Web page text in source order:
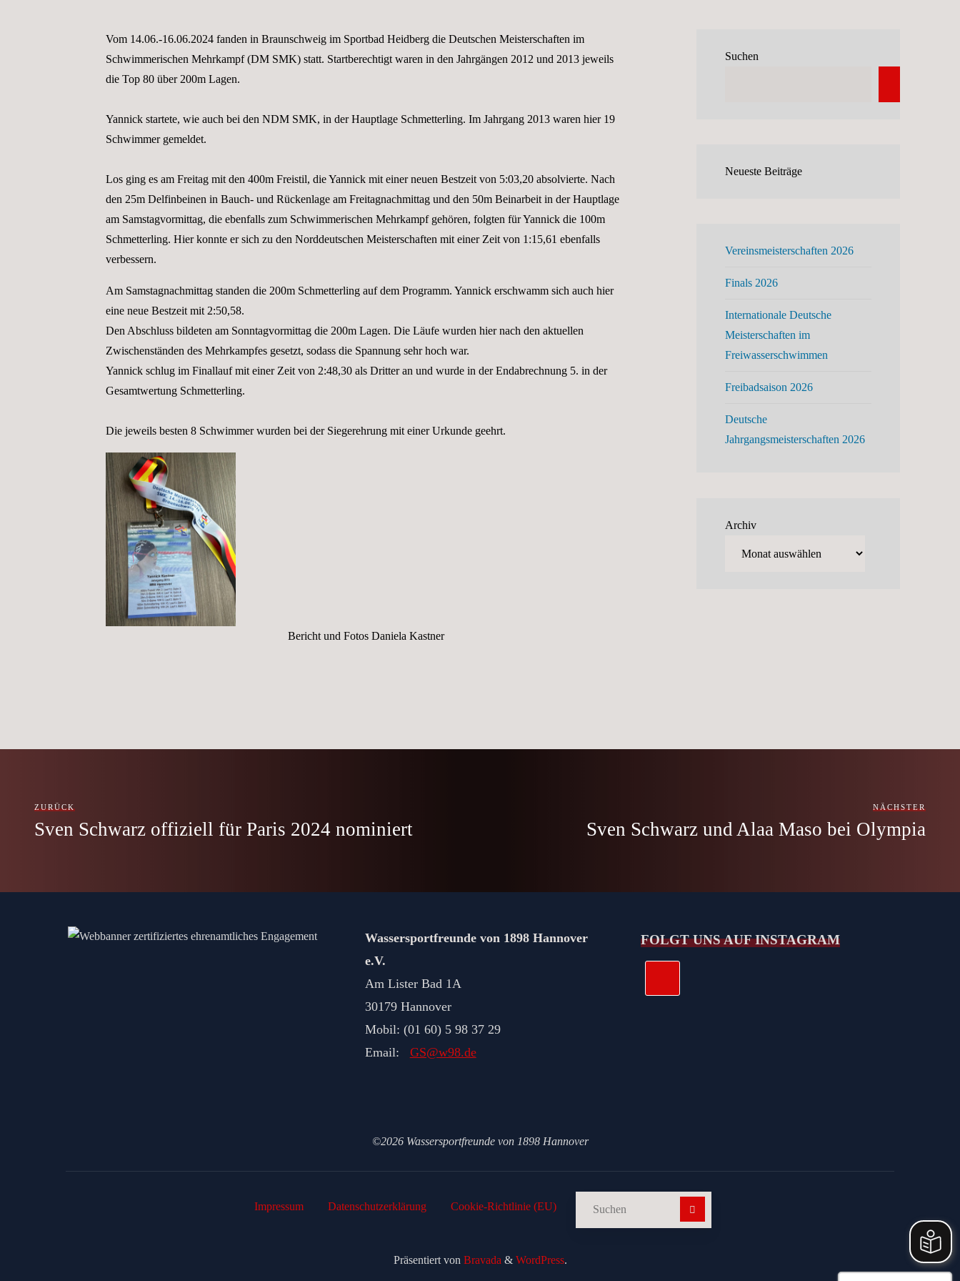
Vom 14.06.-16.06.2024 fanden in Braunschweig im Sportbad Heidberg die Deutschen Meisterschaften im
Schwimmerischen Mehrkampf (DM SMK) statt. Startberechtigt waren in den Jahrgängen 2012 und 2013 jeweils
die Top 80 über 200m Lagen.
Yannick startete, wie auch bei den NDM SMK, in der Hauptlage Schmetterling. Im Jahrgang 2013 waren hier 19
Schwimmer gemeldet.
Los ging es am Freitag mit den 400m Freistil, die Yannick mit einer neuen Bestzeit von 5:03,20 absolvierte. Nach
den 25m Delfinbeinen in Bauch- und Rückenlage am Freitagnachmittag und den 50m Beinarbeit in der Hauptlage
am Samstagvormittag, die ebenfalls zum Schwimmerischen Mehrkampf gehören, folgten für Yannick die 100m
Schmetterling. Hier konnte er sich zu den Norddeutschen Meisterschaften mit einer Zeit von 1:15,61 ebenfalls
verbessern.
Am Samstagnachmittag standen die 200m Schmetterling auf dem Programm. Yannick erschwamm sich auch hier
eine neue Bestzeit mit 2:50,58.
Den Abschluss bildeten am Sonntagvormittag die 200m Lagen. Die Läufe wurden hier nach den aktuellen
Zwischenständen des Mehrkampfes gesetzt, sodass die Spannung sehr hoch war.
Yannick schlug im Finallauf mit einer Zeit von 2:48,30 als Dritter an und wurde in der Endabrechnung 5. in der
Gesamtwertung Schmetterling.
Die jeweils besten 8 Schwimmer wurden bei der Siegerehrung mit einer Urkunde geehrt.
Bericht und Fotos Daniela Kastner
Suchen
Neueste Beiträge
Vereinsmeisterschaften 2026
Finals 2026
Internationale Deutsche
Meisterschaften im
Freiwasserschwimmen
Freibadsaison 2026
Deutsche
Jahrgangsmeisterschaften 2026
Archiv
ZURÜCK
Sven Schwarz offiziell für Paris 2024 nominiert
NÄCHSTER
Sven Schwarz und Alaa Maso bei Olympia
Wassersportfreunde von 1898 Hannover
e.V.
Am Lister Bad 1A
30179 Hannover
Mobil: (01 60) 5 98 37 29
Email: GS@w98.de
FOLGT UNS AUF INSTAGRAM
©2026 Wassersportfreunde von 1898 Hannover
Impressum Datenschutz­erklärung Cookie-Richtlinie (EU)
Präsentiert von Bravada & WordPress.